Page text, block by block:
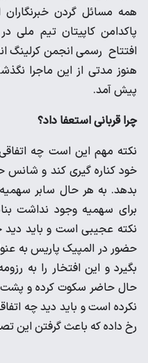
همه مسائل گردن
پاکدامن کاپیتان تیم ملی
افتتاح رسمی انجمن کرلینگ
هنوز مدتی از این ماجرا
پیش آمد.
چرا قربانی استعفا داد؟
نکته مهم این است چه
خود کناره گیری کند و شانس
بدهد. به هر حال سابر
برای سهمیه وجود نداشت
نکته عجیبی است و باید
حضور در المپیک پاریس به
بگیرد و این افتخار را به
حال حاضر سکوت کرده و پشت
نکرده است و باید دید چه
رخ داده که باعث گرفتن این